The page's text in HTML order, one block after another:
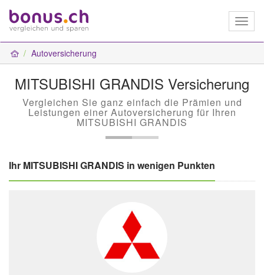
Autoversicherung
MITSUBISHI GRANDIS Versicherung
Vergleichen Sie ganz einfach die Prämien und
Leistungen einer Autoversicherung für Ihren
MITSUBISHI GRANDIS
Ihr MITSUBISHI GRANDIS in wenigen Punkten